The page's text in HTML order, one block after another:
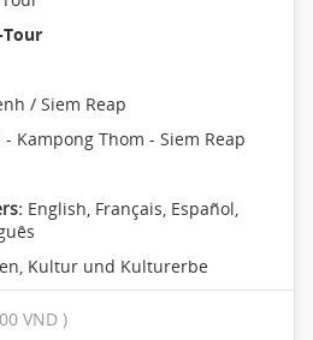
Tour
/ Siem Reap
- Kampong Thom - Siem Reap
English, Français, Español,
, Kultur und Kulturerbe
VND )